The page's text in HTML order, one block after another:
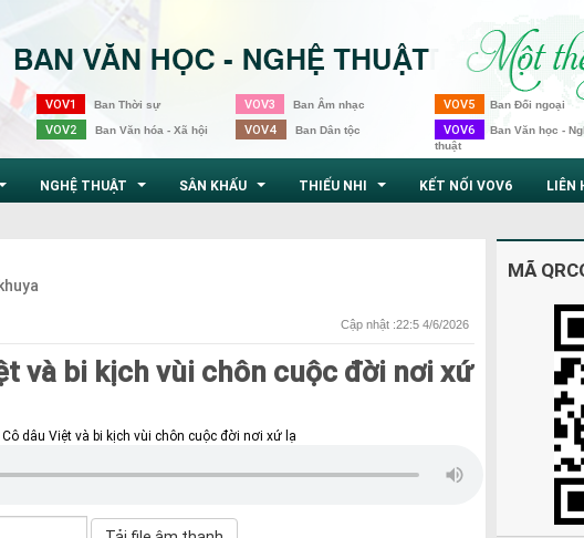
VOV1 Ban Thời sự
VOV2 Ban Văn hóa - Xã hội
VOV3 Ban Âm nhạc
VOV4 Ban Dân tộc
VOV5 Ban Đối ngoại
VOV6 Ban Văn học -
thuật
NGHỆ THUẬT SÂN KHẤU THIẾU NHI KẾT NỐI VOV6 LIÊN
Cập nhật :22:5 4/6/2026
và bi kịch vùi chôn cuộc đời nơi xứ
MÃ